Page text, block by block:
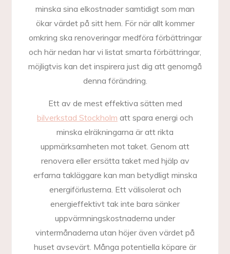
minska sina elkostnader samtidigt som man
ökar värdet på sitt hem. För när allt kommer
omkring ska renoveringar medföra förbättringar
och här nedan har vi listat smarta förbättringar,
möjligtvis kan det inspirera just dig att genomgå
denna förändring.
Ett av de mest effektiva sätten med
bilverkstad Stockholm att spara energi och
minska elräkningarna är att rikta
uppmärksamheten mot taket. Genom att
renovera eller ersätta taket med hjälp av
erfarna takläggare kan man betydligt minska
energiförlusterna. Ett välisolerat och
energieffektivt tak inte bara sänker
uppvärmningskostnaderna under
vintermånaderna utan höjer även värdet på
huset avsevärt. Många potentiella köpare är